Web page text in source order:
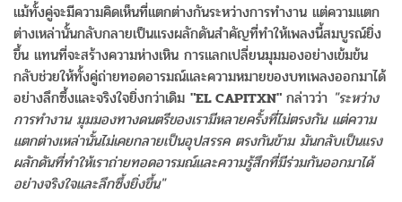
แม้ทั้งคู่จะมีความคิดเห็นที่แตกต่างกันระหว่างการทำงาน แต่ความแตก
ต่างเหล่านั้นกลับกลายเป็นแรงผลักดันสำคัญที่ทำให้เพลงนี้สมบูรณ์ยิ่ง
ขึ้น แทนที่จะสร้างความห่างเหิน การแลกเปลี่ยนมุมมองอย่างเข้มข้น
กลับช่วยให้ทั้งคู่ถ่ายทอดอารมณ์และความหมายของบทเพลงออกมาได้
อย่างลึกซึ้งและจริงใจยิ่งกว่าเดิม "EL CAPITXN" กล่าวว่า "ระหว่าง
การทำงาน มุมมองทางดนตรีของเรามีหลายครั้งที่ไม่ตรงกัน แต่ความ
แตกต่างเหล่านั้นไม่เคยกลายเป็นอุปสรรค ตรงกันข้าม มันกลับเป็นแรง
ผลักดันที่ทำให้เราถ่ายทอดอารมณ์และความรู้สึกที่มีร่วมกันออกมาได้
อย่างจริงใจและลึกซึ้งยิ่งขึ้น"